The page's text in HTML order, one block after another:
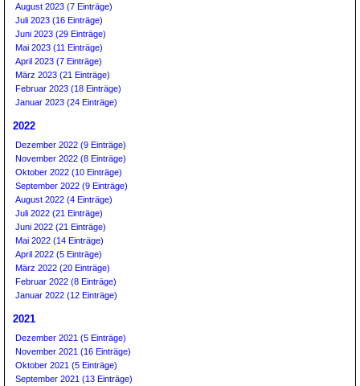
August 2023 (7 Einträge)
Juli 2023 (16 Einträge)
Juni 2023 (29 Einträge)
Mai 2023 (11 Einträge)
April 2023 (7 Einträge)
März 2023 (21 Einträge)
Februar 2023 (18 Einträge)
Januar 2023 (24 Einträge)
2022
Dezember 2022 (9 Einträge)
November 2022 (8 Einträge)
Oktober 2022 (10 Einträge)
September 2022 (9 Einträge)
August 2022 (4 Einträge)
Juli 2022 (21 Einträge)
Juni 2022 (21 Einträge)
Mai 2022 (14 Einträge)
April 2022 (5 Einträge)
März 2022 (20 Einträge)
Februar 2022 (8 Einträge)
Januar 2022 (12 Einträge)
2021
Dezember 2021 (5 Einträge)
November 2021 (16 Einträge)
Oktober 2021 (5 Einträge)
September 2021 (13 Einträge)